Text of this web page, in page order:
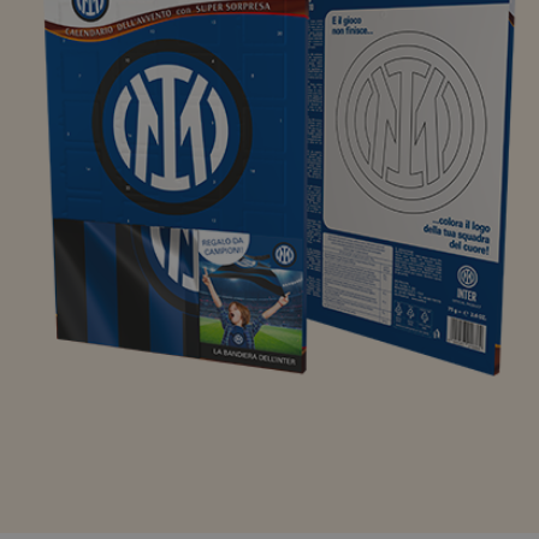
Panettoncino di cioccolato Alysel
Panettoncino di cioccolato Barbie
Panettoncino di cioccolato Bing
Panettoncino di cioccolato Hot Wheels
Panettoncino di cioccolato Ovosauro
Squishyxmas
Personaggi Natalizi